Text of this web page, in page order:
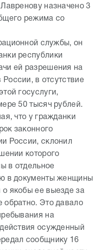
назначено 3
режима со
службы, он
республики
ей разрешения на
в отсутствие
госуслуги,
50 тысяч рублей.
что у гражданки
законного
России, склонил
которого
в отдельное
в документы женщины
о якобы ее выезде за
обратно. Это давало
на
осужденный
сообщнику 16